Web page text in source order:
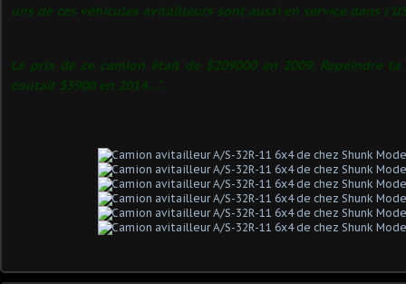
uns de ces véhicules avitailleurs sont aussi en service dans l'US
Le prix de ce camion était de $209000 en 2009. Repeindre
coutait $3900 en 2014...".